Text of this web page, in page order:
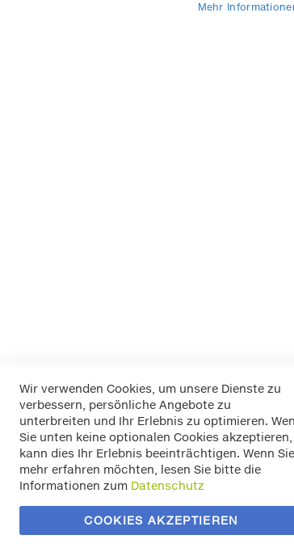
Für fast alle EUFAB und LAS
Datenschutz
Mehr
Wir verwenden Cookies, um unsere Dienste zu
verbessern, persönliche Angebote zu
unterbreiten und Ihr Erlebnis zu optimieren.
Sie unten keine optionalen Cookies akzeptieren,
kann dies Ihr Erlebnis beeinträchtigen. Wenn Sie
mehr erfahren möchten, lesen Sie bitte die
Informationen zum Datenschutz
COOKIES AKZEPTIEREN